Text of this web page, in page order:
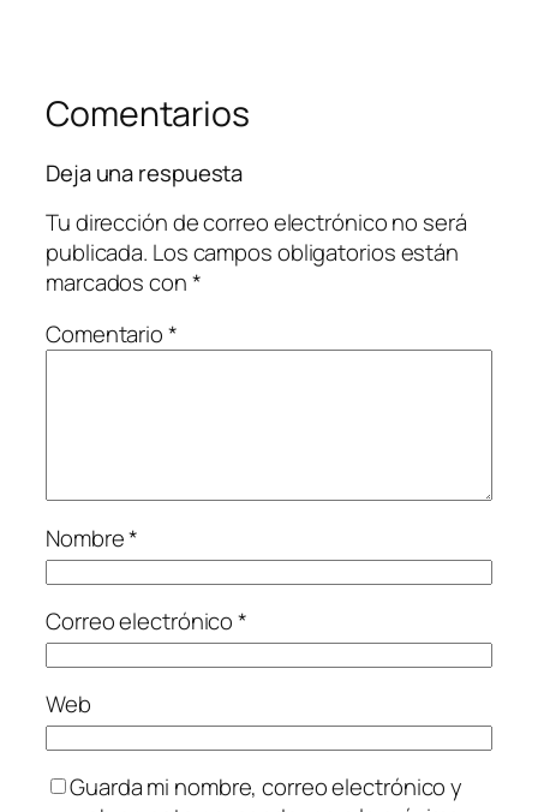
Comentarios
Deja una respuesta
Tu dirección de correo electrónico no será
publicada. Los campos obligatorios están
marcados con*
Comentario*
Nombre*
Correo electrónico*
Web
Guarda mi nombre, correo electrónico y